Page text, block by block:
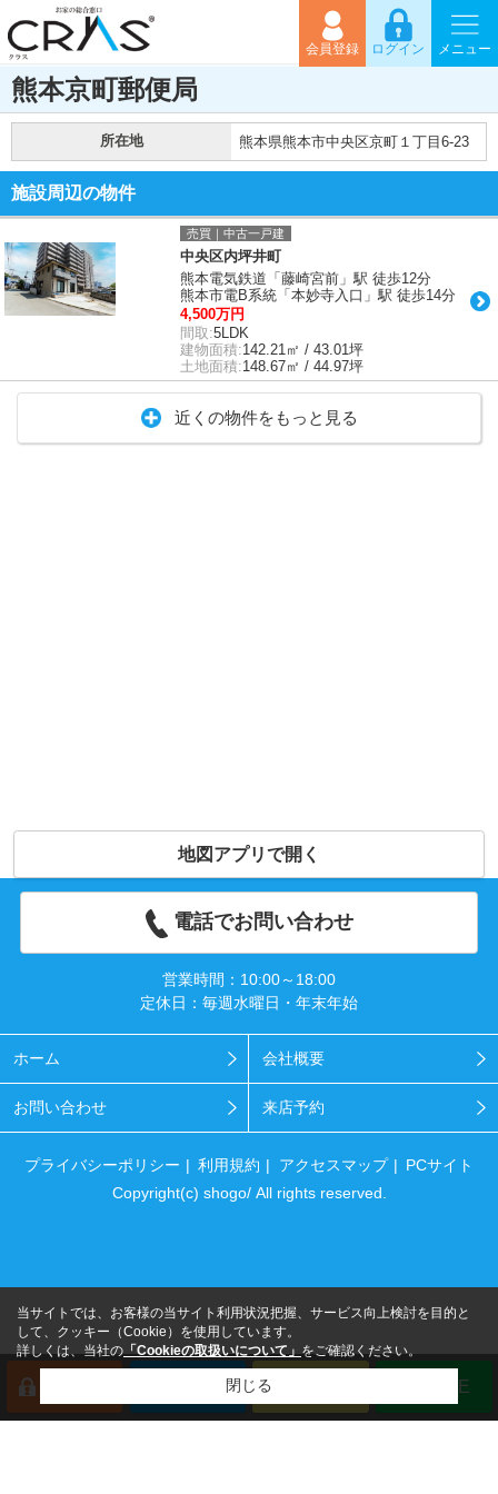
会員登録 ログイン メニュー
熊本京町郵便局
所在地 熊本県熊本市中央区京町１丁目6-23
施設周辺の物件
売買｜中古一戸建
中央区内坪井町
熊本電気鉄道「藤崎宮前」駅 徒歩12分
熊本市電B系統「本妙寺入口」駅 徒歩14分
4,500万円
間取:5LDK
建物面積:142.21㎡ / 43.01坪
土地面積:148.67㎡ / 44.97坪
近くの物件をもっと見る
地図アプリで開く
電話でお問い合わせ
営業時間：10:00～18:00
定休日：毎週水曜日・年末年始
ホーム 会社概要
お問い合わせ 来店予約
プライバシーポリシー 利用規約 アクセスマップ
PCサイト
Copyright(c) shogo/ All rights reserved.
来店予約 LINE
当サイトでは、お客様の当サイト利用状況把握、サービス向上検討を目的と
して、クッキー（Cookie）を使用しています。
詳しくは、当社の「Cookieの取扱いについて」をご確認ください。
閉じる